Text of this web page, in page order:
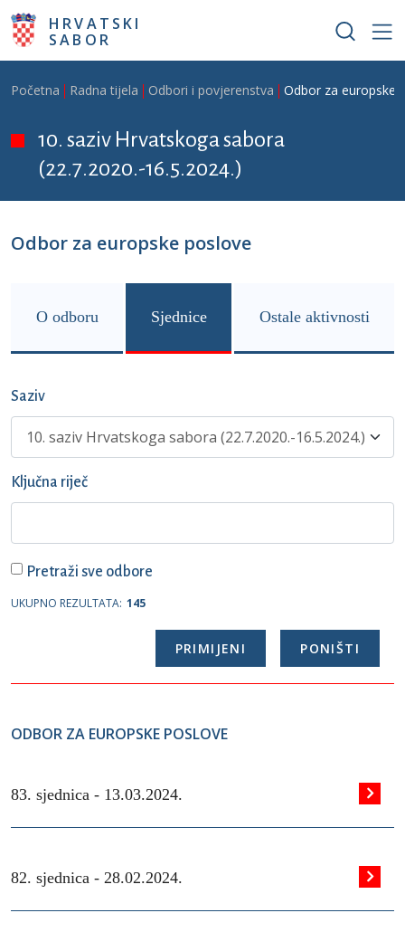
Skoči na glavni sadržaj
HRVATSKI
SABOR
Breadcrumb
Početna Radna tijela Odbori i povjerenstva Odbor za europske
10. saziv Hrvatskoga sabora
(22.7.2020.-16.5.2024.)
Odbor za europske poslove
O odboru Sjednice Ostale aktivnosti
Saziv
Ključna riječ
Pretraži sve odbore
UKUPNO REZULTATA: 145
ODBOR ZA EUROPSKE POSLOVE
83. sjednica - 13.03.2024.
82. sjednica - 28.02.2024.